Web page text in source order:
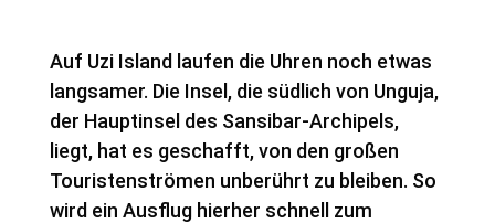
Auf Uzi Island laufen die Uhren noch etwas
langsamer. Die Insel, die südlich von Unguja,
der Hauptinsel des Sansibar-Archipels,
liegt, hat es geschafft, von den großen
Touristenströmen unberührt zu bleiben. So
wird ein Ausflug hierher schnell zum